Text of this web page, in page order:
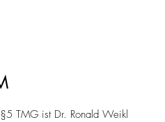
TMG ist Dr. Ronald Weikl